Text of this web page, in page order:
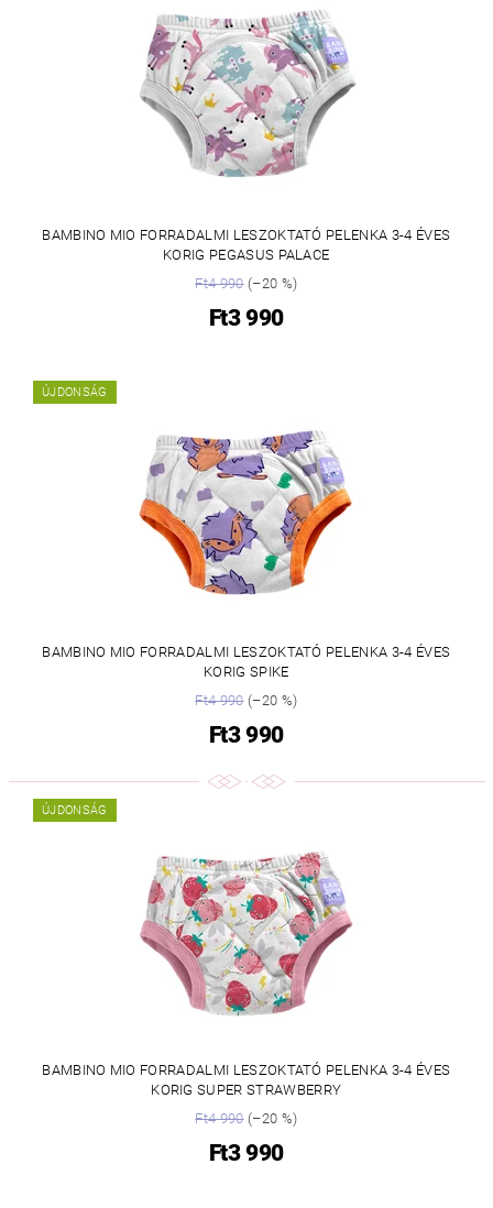
BAMBINO MIO FORRADALMI LESZOKTATÓ PELENKA 3-4 ÉVES
KORIG PEGASUS PALACE
Ft4 990(–20 %)
Ft3 990
ÚJDONSÁG
BAMBINO MIO FORRADALMI LESZOKTATÓ PELENKA 3-4 ÉVES
KORIG SPIKE
Ft4 990(–20 %)
Ft3 990
ÚJDONSÁG
BAMBINO MIO FORRADALMI LESZOKTATÓ PELENKA 3-4 ÉVES
KORIG SUPER STRAWBERRY
Ft4 990(–20 %)
Ft3 990